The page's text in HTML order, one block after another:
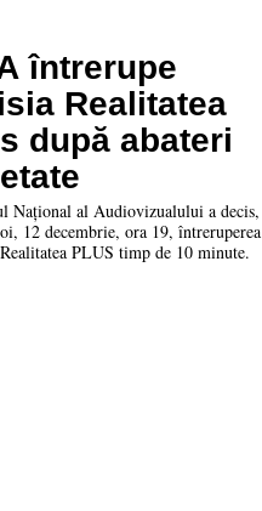
întrerupe
Realitatea
după abateri
Național al Audiovizualului a decis,
12 decembrie, ora 19, întreruperea
PLUS timp de 10 minute.